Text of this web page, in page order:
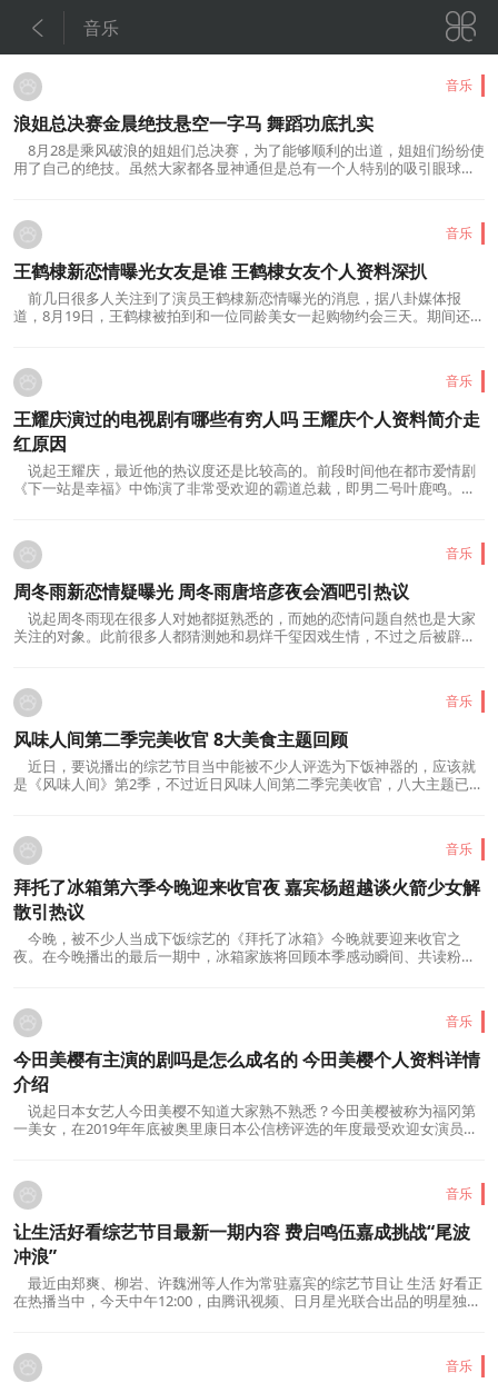
 音乐 
音乐
浪姐总决赛金晨绝技悬空一字马 舞蹈功底扎实
8月28是乘风破浪的姐姐们总决赛，为了能够顺利的出道，姐姐们纷纷使
用了自己的绝技。虽然大家都各显神通但是总有一个人特别的吸引眼球，
音乐
王鹤棣新恋情曝光女友是谁 王鹤棣女友个人资料深扒
前几日很多人关注到了演员王鹤棣新恋情曝光的消息，据八卦媒体报
道，8月19日，王鹤棣被拍到和一位同龄美女一起购物约会三天。期间还有
音乐
王耀庆演过的电视剧有哪些有穷人吗 王耀庆个人资料简介走
红原因
说起王耀庆，最近他的热议度还是比较高的。前段时间他在都市爱情剧
《下一站是幸福》中饰演了非常受欢迎的霸道总裁，即男二号叶鹿鸣。王
音乐
周冬雨新恋情疑曝光 周冬雨唐培彦夜会酒吧引热议
说起周冬雨现在很多人对她都挺熟悉的，而她的恋情问题自然也是大家
关注的对象。此前很多人都猜测她和易烊千玺因戏生情，不过之后被辟谣
音乐
风味人间第二季完美收官 8大美食主题回顾
近日，要说播出的综艺节目当中能被不少人评选为下饭神器的，应该就
是《风味人间》第2季，不过近日风味人间第二季完美收官，八大主题已经
音乐
拜托了冰箱第六季今晚迎来收官夜 嘉宾杨超越谈火箭少女解
散引热议
今晚，被不少人当成下饭综艺的《拜托了冰箱》今晚就要迎来收官之
夜。在今晚播出的最后一期中，冰箱家族将回顾本季感动瞬间、共读粉丝
音乐
今田美樱有主演的剧吗是怎么成名的 今田美樱个人资料详情
介绍
说起日本女艺人今田美樱不知道大家熟不熟悉？今田美樱被称为福冈第
一美女，在2019年年底被奥里康日本公信榜评选的年度最受欢迎女演员中
音乐
让生活好看综艺节目最新一期内容 费启鸣伍嘉成挑战“尾波
冲浪”
最近由郑爽、柳岩、许魏洲等人作为常驻嘉宾的综艺节目让 生活 好看正
在热播当中，今天中午12:00，由腾讯视频、日月星光联合出品的明星独居
音乐